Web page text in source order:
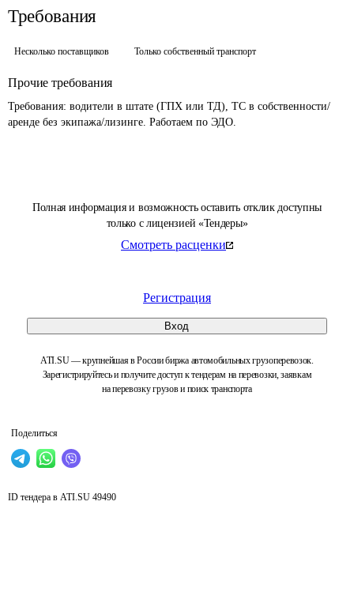
Полная информация и возможность оставить отклик доступны
только с лицензией «Тендеры»
Смотреть расценки
Регистрация
Вход
ATI.SU — крупнейшая в России биржа автомобильных грузоперевозок.
Зарегистрируйтесь и получите доступ к тендерам на перевозки, заявкам
на перевозку грузов и поиск транспорта
Поделиться
Требования
Несколько поставщиков Только собственный транспорт
Прочие требования
Требования: водители в штате (ГПХ или ТД), ТС в собственности/
аренде без экипажа/лизинге. Работаем по ЭДО.
ID тендера в ATI.SU 49490